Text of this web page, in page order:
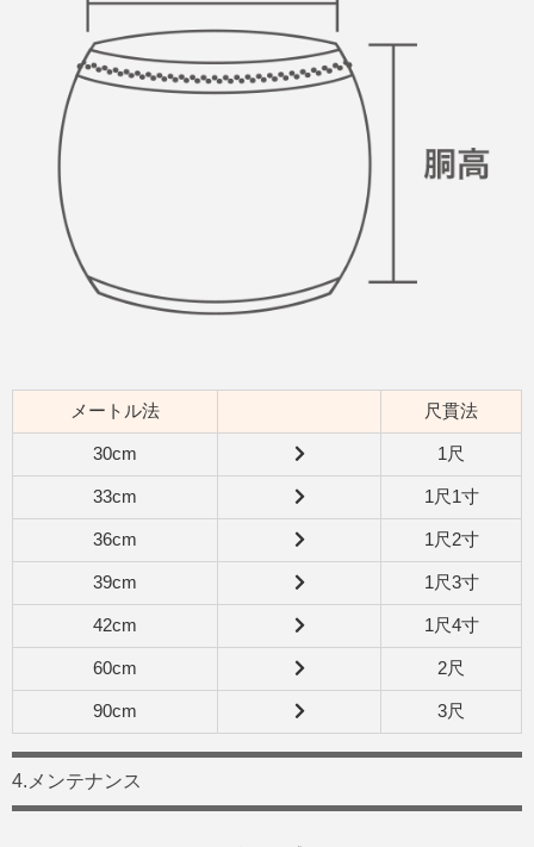
メートル法 尺貫法
30cm 1尺
33cm 1尺1寸
36cm 1尺2寸
39cm 1尺3寸
42cm 1尺4寸
60cm 2尺
90cm 3尺
4.メンテナンス